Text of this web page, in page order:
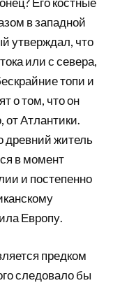
в западной
утверждал, что
или с севера,
топи и
о том, что он
от Атлантики.
древний житель
в момент
и постепенно
Европу.
предком
следовало бы